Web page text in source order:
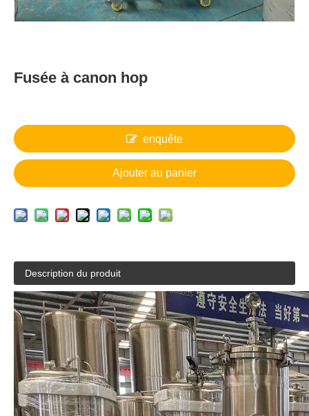
Fusée à canon hop
enquête
Ajouter au panier
Description du produit